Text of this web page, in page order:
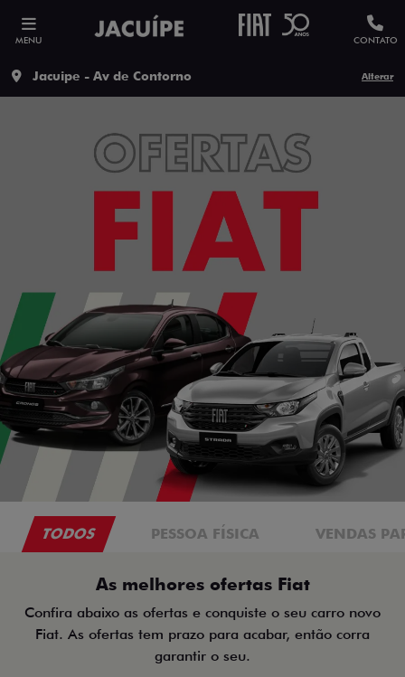
MENU CONTATO
Jacuipe - Av de Contorno Alterar
TODOS PESSOA FÍSICA VENDAS
As melhores ofertas Fiat
Confira abaixo as ofertas e conquiste o seu carro novo
Fiat. As ofertas tem prazo para acabar, então corra
garantir o seu.